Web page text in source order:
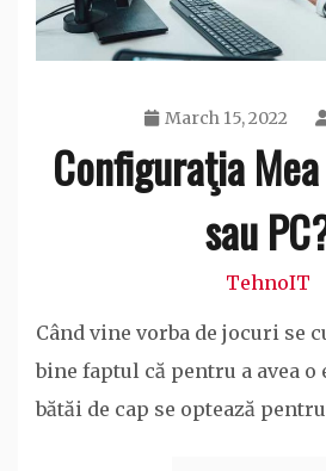
March 15, 2022
Configuraţia
sau
TehnoIT
Când vine vorba de jocuri se
bine faptul că pentru a avea
bătăi de cap se optează